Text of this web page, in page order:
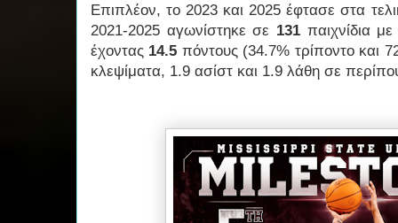
Επιπλέον, το 2023 και 2025 έφτασε στα
2021-2025 αγωνίστηκε σε 131 παιχνίδια
έχοντας 14.5 πόντους (34.7% τρίποντο και
κλεψίματα, 1.9 ασίστ και 1.9 λάθη σε